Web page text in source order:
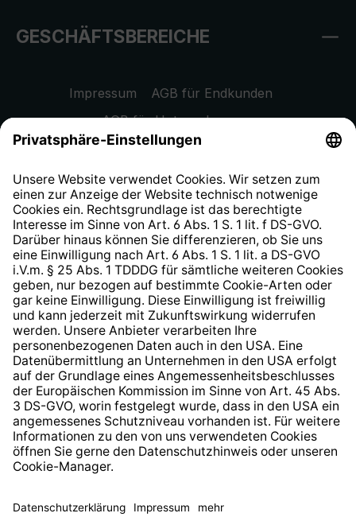
GESCHÄFTSBEREICHE
Impressum
AGB für Endkunden
AGB für Unternehmen
Datenschutzhinweis
Widerrufsrecht
Hinweisgeberschutzsystem
Barrierefreiheit
* Alle Preise inkl. gesetzl. Mehrwertsteuer zzgl.
anders angegeben.